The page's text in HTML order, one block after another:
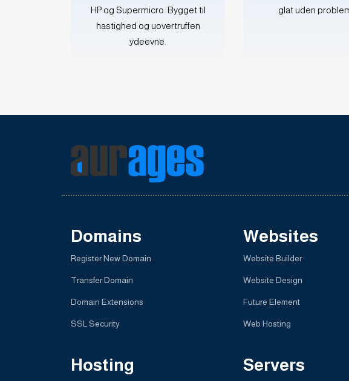
HP og Supermicro. Bygget til
hastighed og uovertruffen
ydeevne.
glat uden
Domains
Register New Domain
Transfer Domain
Domain Extensions
SSL Security
Hosting
Websites
Website Builder
Website Design
Future Element
Web Hosting
Servers